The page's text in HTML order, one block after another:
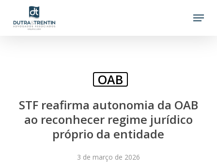
Menu
OAB
STF reafirma autonomia da OAB
ao reconhecer regime jurídico
próprio da entidade
3 de março de 2026